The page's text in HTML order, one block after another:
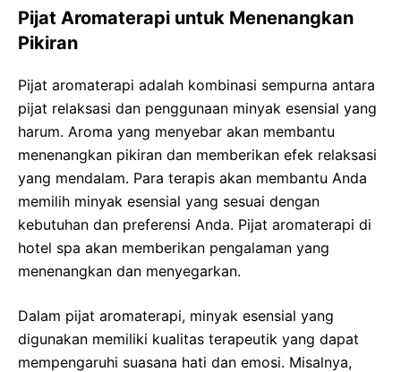
Pijat Aromaterapi untuk Menenangkan
Pikiran
Pijat aromaterapi adalah kombinasi sempurna antara
pijat relaksasi dan penggunaan minyak esensial yang
harum. Aroma yang menyebar akan membantu
menenangkan pikiran dan memberikan efek relaksasi
yang mendalam. Para terapis akan membantu Anda
memilih minyak esensial yang sesuai dengan
kebutuhan dan preferensi Anda. Pijat aromaterapi di
hotel spa akan memberikan pengalaman yang
menenangkan dan menyegarkan.
Dalam pijat aromaterapi, minyak esensial yang
digunakan memiliki kualitas terapeutik yang dapat
mempengaruhi suasana hati dan emosi. Misalnya,